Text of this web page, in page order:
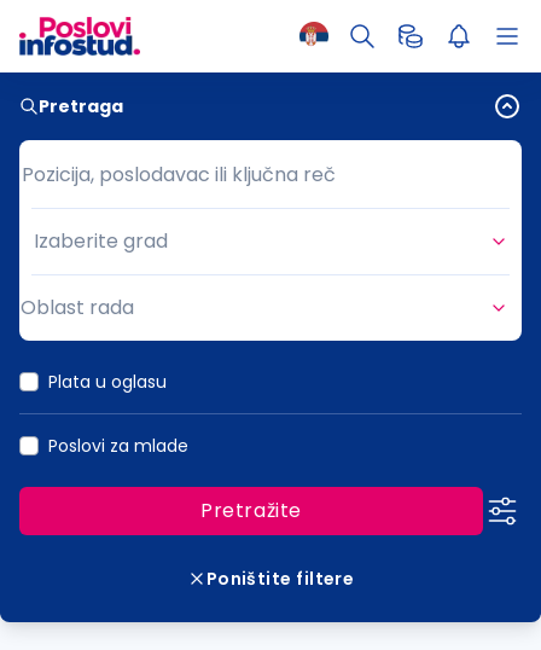
Pretraga
Pozicija, poslodavac ili ključna reč
Pozicija, poslodavac ili ključna reč
Grad
Izaberite grad
Oblast rada
Plata u oglasu
Poslovi za mlade
Pretražite
Poništite filtere